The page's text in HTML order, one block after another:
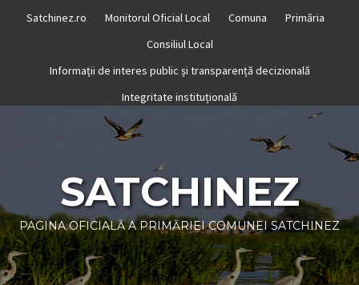
Satchinez.ro Monitorul Oficial Local Comuna
Primăria
Consiliul Local
Informații de interes public și transparență decizională
Integritate instituțională
SATCHINEZ
PAGINA OFICIALĂ A PRIMĂRIEI COMUNEI SATCHINEZ